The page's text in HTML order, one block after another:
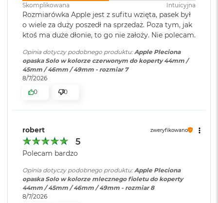
M
a
c
B
o
k
A
i
ż
y
c
o
w
a
P
o
Skomplikowana
Intuicyjna
Rozmiarówka Apple jest z sufitu wzięta, pasek był
o wiele za duży poszedł na sprzedaż. Poza tym, jak
ktoś ma duże dłonie, to go nie założy. Nie polecam.
Opinia dotyczy podobnego produktu:Apple Pleciona
opaska Solo w kolorze czerwonym do koperty 44mm /
45mm / 46mm / 49mm - rozmiar 7
8/7/2026
0
0
robert zweryfikowano
5
Polecam bardzo
Opinia dotyczy podobnego produktu: Apple Pleciona
opaska Solo w kolorze mlecznego fioletu do koperty
44mm / 45mm / 46mm / 49mm - rozmiar 8
8/7/2026